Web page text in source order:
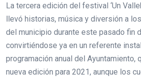
La tercera edición del festival ‘Un
llevó historias, música y diversión a
del municipio durante este pasado fin
convirtiéndose ya en un referente
programación anual del Ayuntamiento,
nueva edición para 2021, aunque los